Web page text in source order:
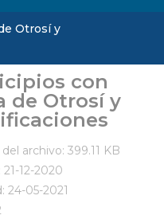
Otrosí y
con
de Otrosí y
archivo: 399.11 KB
12-2020
24-05-2021